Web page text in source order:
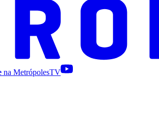
na MetrópolesTV